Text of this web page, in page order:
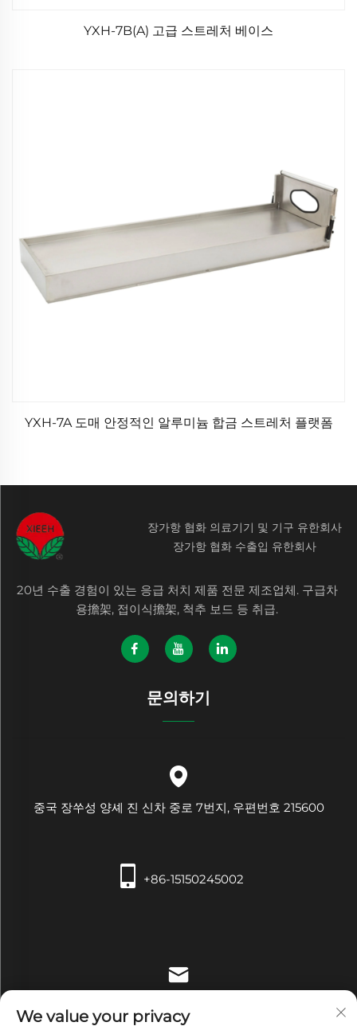
YXH-7B(A) 고급 스트레처 베이스
YXH-7A 도매 안정적인 알루미늄 합금 스트레처 플랫폼
장가항 협화 의료기기 및 기구 유한회사
장가항 협화 수출입 유한회사
20년 수출 경험이 있는 응급 처치 제품 전문 제조업체. 구급차
용擔架, 접이식擔架, 척추 보드 등 취급.
문의하기
중국 장쑤성 양셰 진 신차 중로 7번지, 우편번호 215600
+86-15150245002
We value your privacy